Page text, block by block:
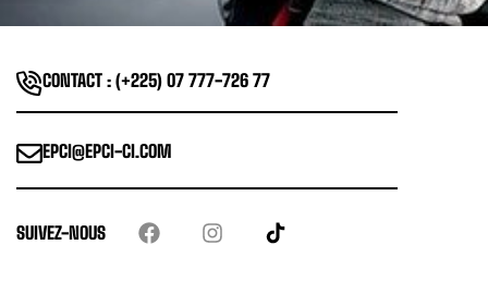
CONTACT : (+225) 07 777-726 77
EPCI@EPCI-CI.COM
SUIVEZ-NOUS